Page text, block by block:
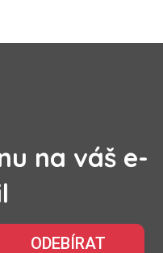
na váš e-
ODEBÍRAT